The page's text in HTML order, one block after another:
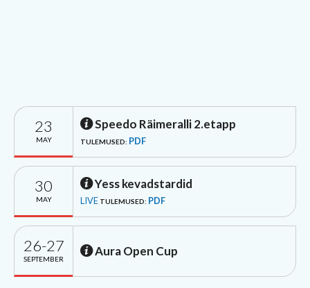
23
MAY
Speedo Räimeralli 2.etapp
TULEMUSED: PDF
30
MAY
Yess kevadstardid
LIVE TULEMUSED: PDF
26-27
SEPTEMBER
Aura Open Cup